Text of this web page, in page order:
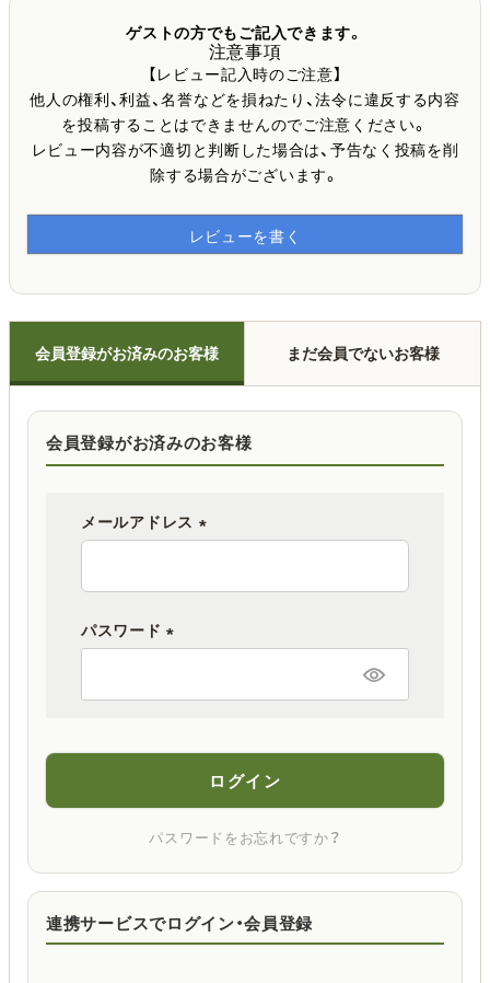
ゲストの方でもご記入できます。
注意事項
【レビュー記入時のご注意】
他人の権利、利益、名誉などを損ねたり、法令に違反する内容
を投稿することはできませんのでご注意ください。
レビュー内容が不適切と判断した場合は、予告なく投稿を削
除する場合がございます。
レビューを書く
会員登録がお済みのお客様 まだ会員でないお客様
会員登録がお済みのお客様
メールアドレス
パスワード
ログイン
パスワードをお忘れですか？
連携サービスでログイン・会員登録